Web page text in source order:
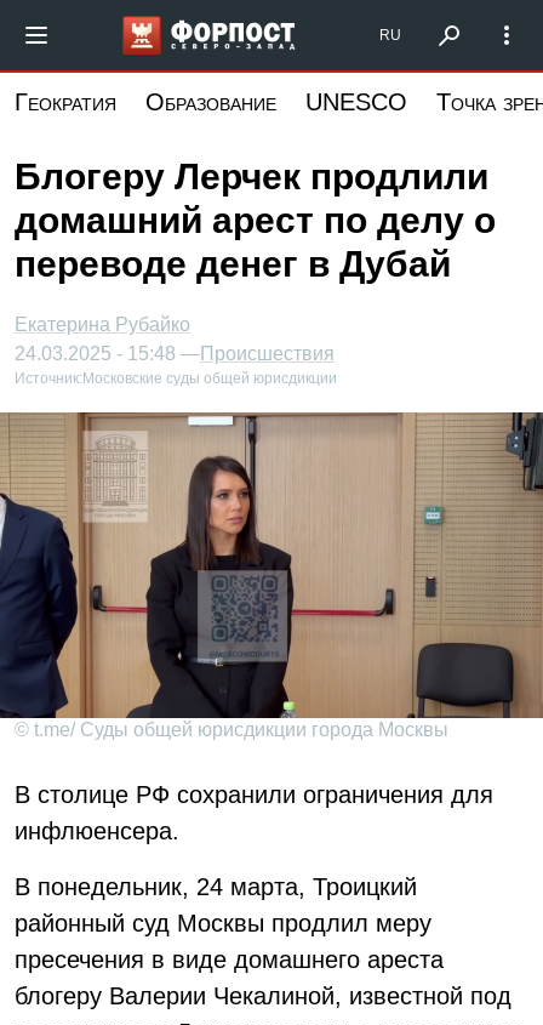
основному
Форпост Северо-Запад
RU
Геократия Образование UNESCO Точка
Блогеру Лерчек продлили
домашний арест по делу о
переводе денег в Дубай
Екатерина Рубайко
24.03.2025 - 15:48 —Происшествия
Источник: Московские суды общей юрисдикции
© t.me/ Суды общей юрисдикции города Москвы
В столице РФ сохранили ограничения для
инфлюенсера.
В понедельник, 24 марта, Троицкий
районный суд Москвы продлил меру
пресечения в виде домашнего ареста
блогеру Валерии Чекалиной, известной под